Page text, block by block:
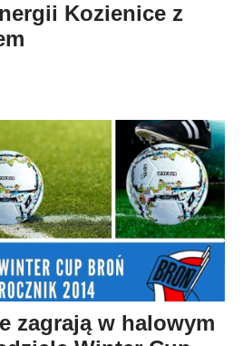
Kozienice z
zagrają w halowym